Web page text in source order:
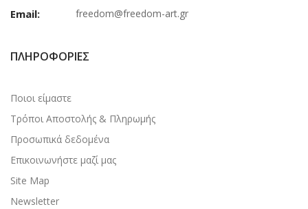
Email: freedom@freedom-art.gr
ΠΛΗΡΟΦΟΡΊΕΣ
Ποιοι είμαστε
Τρόποι Αποστολής & Πληρωμής
Προσωπικά δεδομένα
Επικοινωνήστε μαζί μας
Site Map
Newsletter